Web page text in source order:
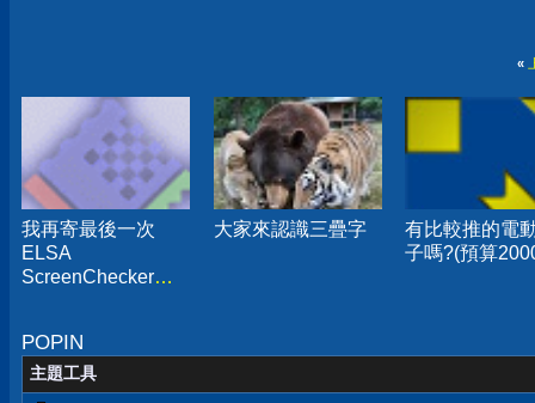
«
我再寄最後一次
ELSA
ScreenChecker好
大家來認識三疊字
有比較推的電
子嗎?(預算
POPIN
主題工具